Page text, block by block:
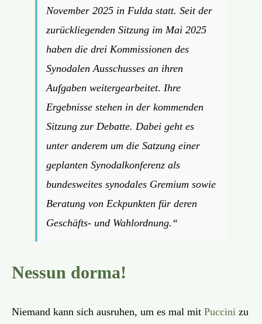
November 2025 in Fulda statt. Seit der
zurückliegenden Sitzung im Mai 2025
haben die drei Kommissionen des
Synodalen Ausschusses an ihren
Aufgaben weitergearbeitet. Ihre
Ergebnisse stehen in der kommenden
Sitzung zur Debatte. Dabei geht es
unter anderem um die Satzung einer
geplanten Synodalkonferenz als
bundesweites synodales Gremium sowie
Beratung von Eckpunkten für deren
Geschäfts- und Wahlordnung.“
Nessun dorma!
Niemand kann sich ausruhen, um es mal mit Puccini zu